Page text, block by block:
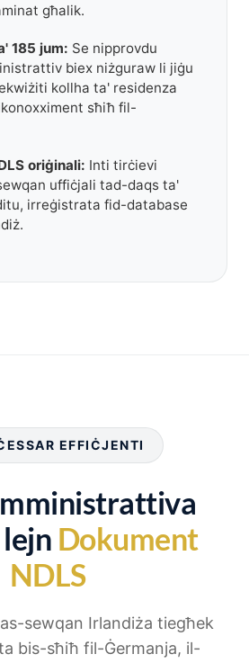
għalik.
185 jum: Se nipprovdu
biex niżguraw li jiġu
kollha ta' residenza
sħiħ fil-
oriġinali: Inti tirċievi
uffiċjali tad-daqs ta'
irreġistrata fid-database
EFFIĊJENTI
Dokument
NDLS
sewqan Irlandiża tiegħek
bis-sħiħ fil-Ġermanja, il-